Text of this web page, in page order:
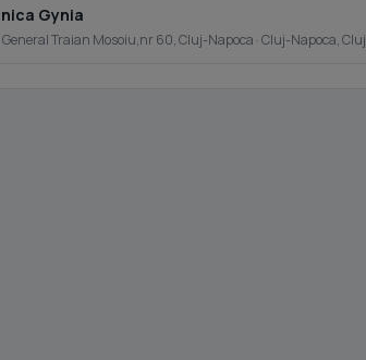
Gynia
General Traian Mosoiu,nr 60, Cluj-Napoca · Cluj-Napoca, Cluj